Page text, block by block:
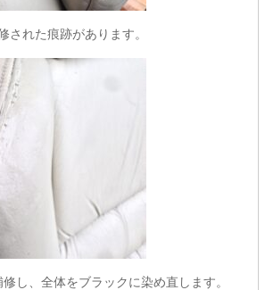
された痕跡があります。
し、全体をブラックに染め直します。